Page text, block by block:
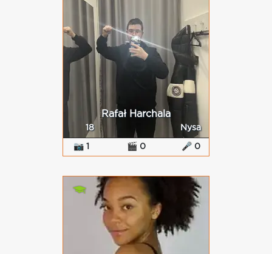
Rafał Harchala
18 Nysa
📷 1 🎬 0 🎤 0